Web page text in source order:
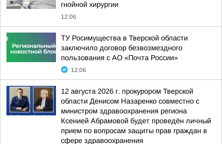
гнойной хирургии
12:06
ТУ Росимущества в Тверской области
заключило договор безвозмездного
пользования с АО «Почта России»
12:06
12 августа 2026 г. прокурором Тверской
области Денисом Назаренко совместно с
министром здравоохранения региона
Ксенией Абрамовой будет проведён личный
прием по вопросам защиты прав граждан в
сфере здравоохранения